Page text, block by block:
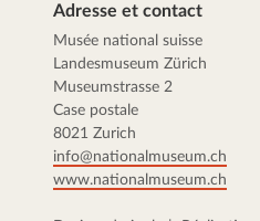
Adresse et contact
Musée national suisse
Landesmuseum Zürich
Museumstrasse 2
Case postale
8021 Zurich
info@nationalmuseum.ch
www.nationalmuseum.ch